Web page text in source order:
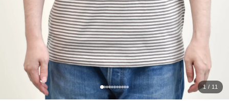
KISOGAWA BLOG
SHOP NEWS 1 / 11